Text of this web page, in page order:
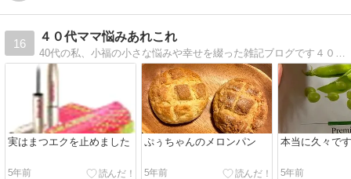
16
４０代ママ悩みあれこれ
実はまつエクを止めました
5年前
ぷぅちゃんのメロンパン
5年前
本当に久々で
5年前